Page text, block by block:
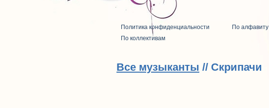
Политика конфиденциальности По алфавиту
По коллективам
Все музыканты // Скрипачи